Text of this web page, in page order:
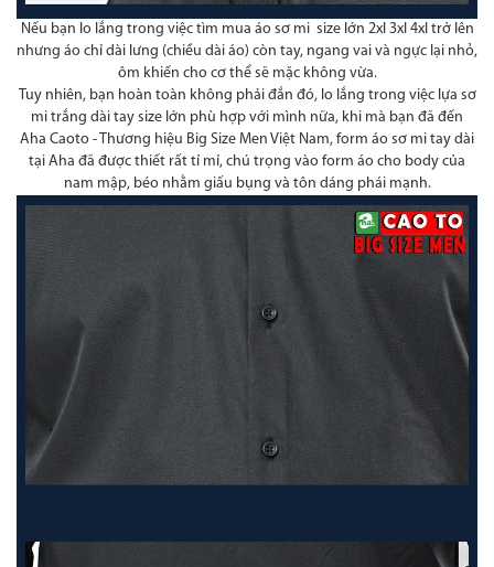
Nếu bạn lo lắng trong việc tìm mua áo sơ mi size lớn 2xl 3xl 4xl trở lên
nhưng áo chỉ dài lưng (chiều dài áo) còn tay, ngang vai và ngực lại nhỏ,
ôm khiến cho cơ thể sẽ mặc không vừa.
Tuy nhiên, bạn hoàn toàn không phải đắn đó, lo lắng trong việc lựa sơ
mi trắng dài tay size lớn phù hợp với mình nữa, khi mà bạn đã đến
Aha Caoto - Thương hiệu Big Size Men Việt Nam, form áo sơ mi tay dài
tại Aha đã được thiết rất tỉ mỉ, chú trọng vào form áo cho body của
nam mập, béo nhằm giấu bụng và tôn dáng phái mạnh.